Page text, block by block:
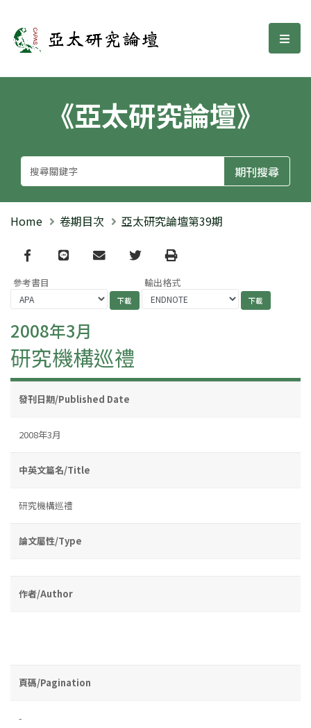
亞太研究論壇 選
《亞太研究論壇》
Home 卷期目次 亞太研究論壇第39期
Facebook
line email TwitterPrint
參考書目 輸出格式
2008年3月
研究機構巡禮
發刊日期/Published Date
2008年3月
中英文篇名/Title
研究機構巡禮
論文屬性/Type
作者/Author
頁碼/Pagination
-